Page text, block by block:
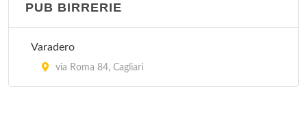
Crazy bull
via Montecassino , Cagliari
PUB BIRRERIE
Varadero
via Roma 84, Cagliari